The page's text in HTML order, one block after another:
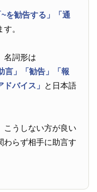
~を勧告する」
「通
。
名詞形は
言」 「勧告」
「報
ドバイス」 と日本語
こうしない方が良い
わらず相手に助言す